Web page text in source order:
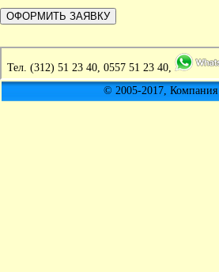
Тел. (312) 51 23 40, 0557 51 23 40,
© 2005-2017, Компания